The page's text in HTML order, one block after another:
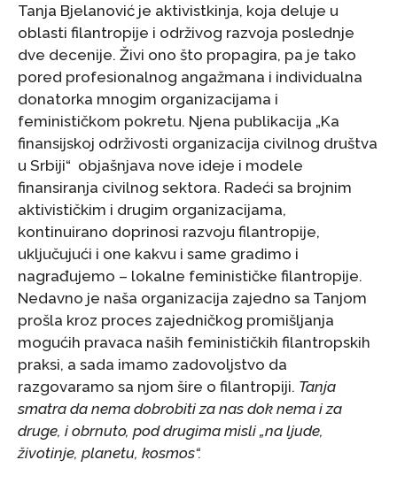
Tanja Bjelanović je aktivistkinja, koja deluje u
oblasti filantropije i održivog razvoja poslednje
dve decenije. Živi ono što propagira, pa je tako
pored profesionalnog angažmana i individualna
donatorka mnogim organizacijama i
feminističkom pokretu. Njena publikacija „Ka
finansijskoj održivosti organizacija civilnog društva
u Srbiji“ objašnjava nove ideje i modele
finansiranja civilnog sektora. Radeći sa brojnim
aktivističkim i drugim organizacijama,
kontinuirano doprinosi razvoju filantropije,
uključujući i one kakvu i same gradimo i
nagrađujemo – lokalne feminističke filantropije.
Nedavno je naša organizacija zajedno sa Tanjom
prošla kroz proces zajedničkog promišljanja
mogućih pravaca naših feminističkih filantropskih
praksi, a sada imamo zadovoljstvo da
razgovaramo sa njom šire o filantropiji. Tanja
smatra da nema dobrobiti za nas dok nema i za
druge, i obrnuto, pod drugima misli „na ljude,
životinje, planetu, kosmos“.